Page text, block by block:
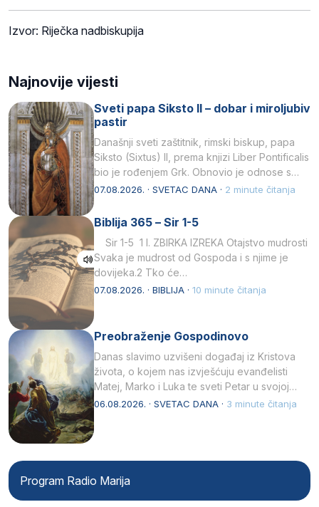
Izvor: Riječka nadbiskupija
Najnovije vijesti
Sveti papa Siksto II – dobar i miroljubiv
pastir
Današnji sveti zaštitnik, rimski biskup, papa
Siksto (Sixtus) II, prema knjizi Liber Pontificalis
bio je rođenjem Grk. Obnovio je odnose s
afričkim…
07.08.2026. · SVETAC DANA · 2 minute čitanja
Biblija 365 – Sir 1-5
Sir 1-5 1 I. ZBIRKA IZREKA Otajstvo mudrosti
Svaka je mudrost od Gospoda i s njime je
dovijeka.2 Tko će…
07.08.2026. · BIBLIJA · 10 minute čitanja
Preobraženje Gospodinovo
Danas slavimo uzvišeni događaj iz Kristova
života, o kojem nas izvješćuju evanđelisti
Matej, Marko i Luka te sveti Petar u svojoj
drugoj…
06.08.2026. · SVETAC DANA · 3 minute čitanja
Program Radio Marija